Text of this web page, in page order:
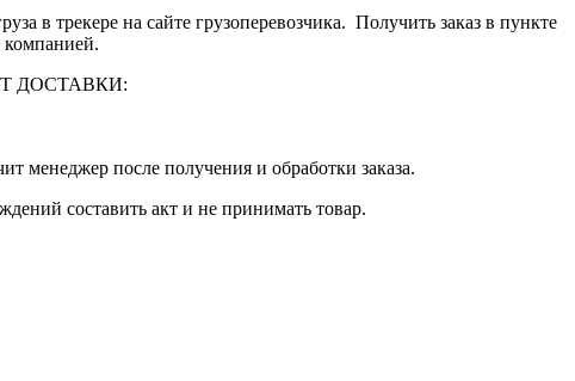
в трекере на сайте грузоперевозчика. Получить заказ в пункте
компанией.
ДОСТАВКИ:
менеджер после получения и обработки заказа.
составить акт и не принимать товар.